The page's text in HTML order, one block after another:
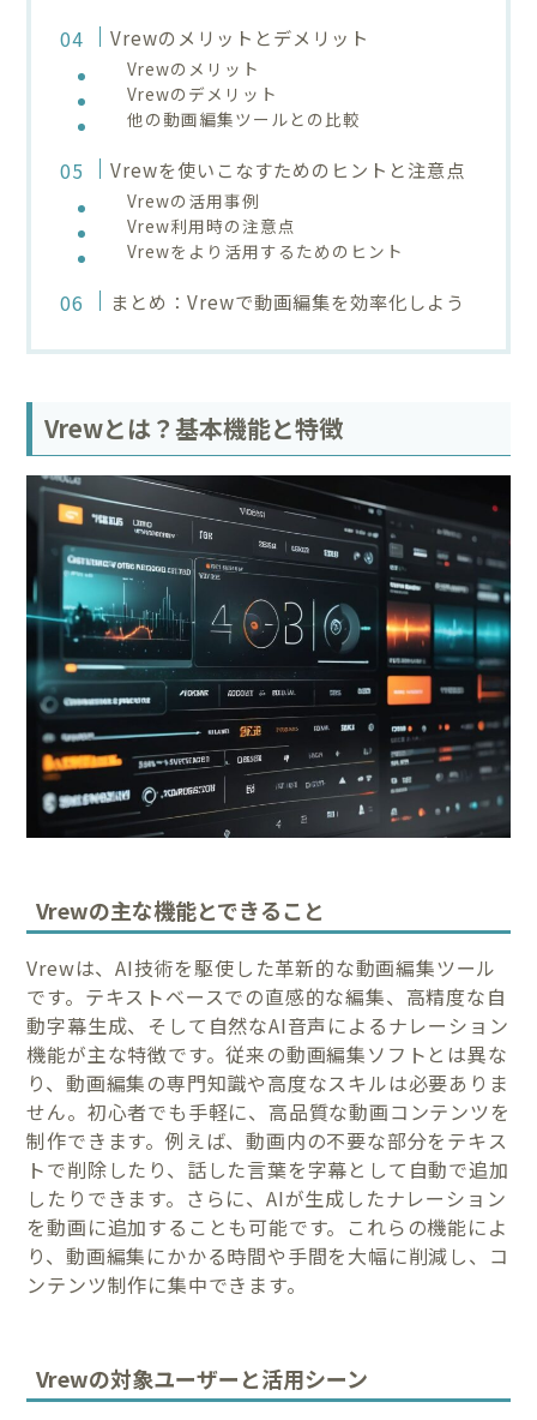
Vrewのメリットとデメリット
Vrewのメリット
Vrewのデメリット
他の動画編集ツールとの比較
Vrewを使いこなすためのヒントと注意点
Vrewの活用事例
Vrew利用時の注意点
Vrewをより活用するためのヒント
まとめ：Vrewで動画編集を効率化しよう
Vrewとは？基本機能と特徴
Vrewの主な機能とできること
Vrewは、AI技術を駆使した革新的な動画編集ツール
です。テキストベースでの直感的な編集、高精度な自
動字幕生成、そして自然なAI音声によるナレーション
機能が主な特徴です。従来の動画編集ソフトとは異な
り、動画編集の専門知識や高度なスキルは必要ありま
せん。初心者でも手軽に、高品質な動画コンテンツを
制作できます。例えば、動画内の不要な部分をテキス
トで削除したり、話した言葉を字幕として自動で追加
したりできます。さらに、AIが生成したナレーション
を動画に追加することも可能です。これらの機能によ
り、動画編集にかかる時間や手間を大幅に削減し、コ
ンテンツ制作に集中できます。
Vrewの対象ユーザーと活用シーン